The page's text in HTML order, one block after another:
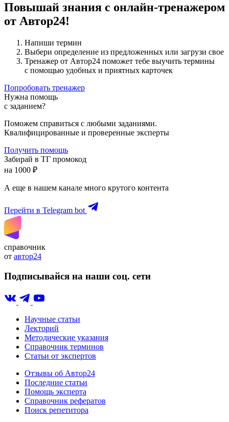
Повышай знания с онлайн-тренажером
от Автор24!
Напиши термин
Выбери определение из предложенных или загрузи свое
Тренажер от Автор24 поможет тебе выучить термины
с помощью удобных и приятных карточек
Попробовать тренажер
Нужна помощь
с заданием?
Поможем справиться с любыми заданиями.
Квалифицированные и проверенные эксперты
Получить помощь
Забирай в ТГ промокод
на 1000 ₽
А еще в нашем канале много крутого контента
Перейти в Telegram bot
справочник
от автор24
Подписывайся на наши соц. сети
Научные статьи
Лекторий
Методические указания
Справочник терминов
Статьи от экспертов
Отзывы об Автор24
Последние статьи
Помощь эксперта
Справочник рефератов
Поиск репетитора